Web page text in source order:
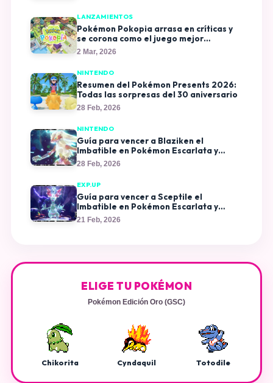
LANZAMIENTOS
Pokémon Pokopia arrasa en críticas y
se corona como el juego mejor
valorado de la franquicia
2 Mar, 2026
NINTENDO
Resumen del Pokémon Presents 2026:
Todas las sorpresas del 30 aniversario
28 Feb, 2026
NINTENDO
Guía para vencer a Blaziken el
Imbatible en Pokémon Escarlata y
Pokémon Púrpura
28 Feb, 2026
EXP.UP
Guía para vencer a Sceptile el
Imbatible en Pokémon Escarlata y
Púrpura
21 Feb, 2026
ELIGE TU POKÉMON
Pokémon Edición Oro (GSC)
Chikorita Cyndaquil Totodile